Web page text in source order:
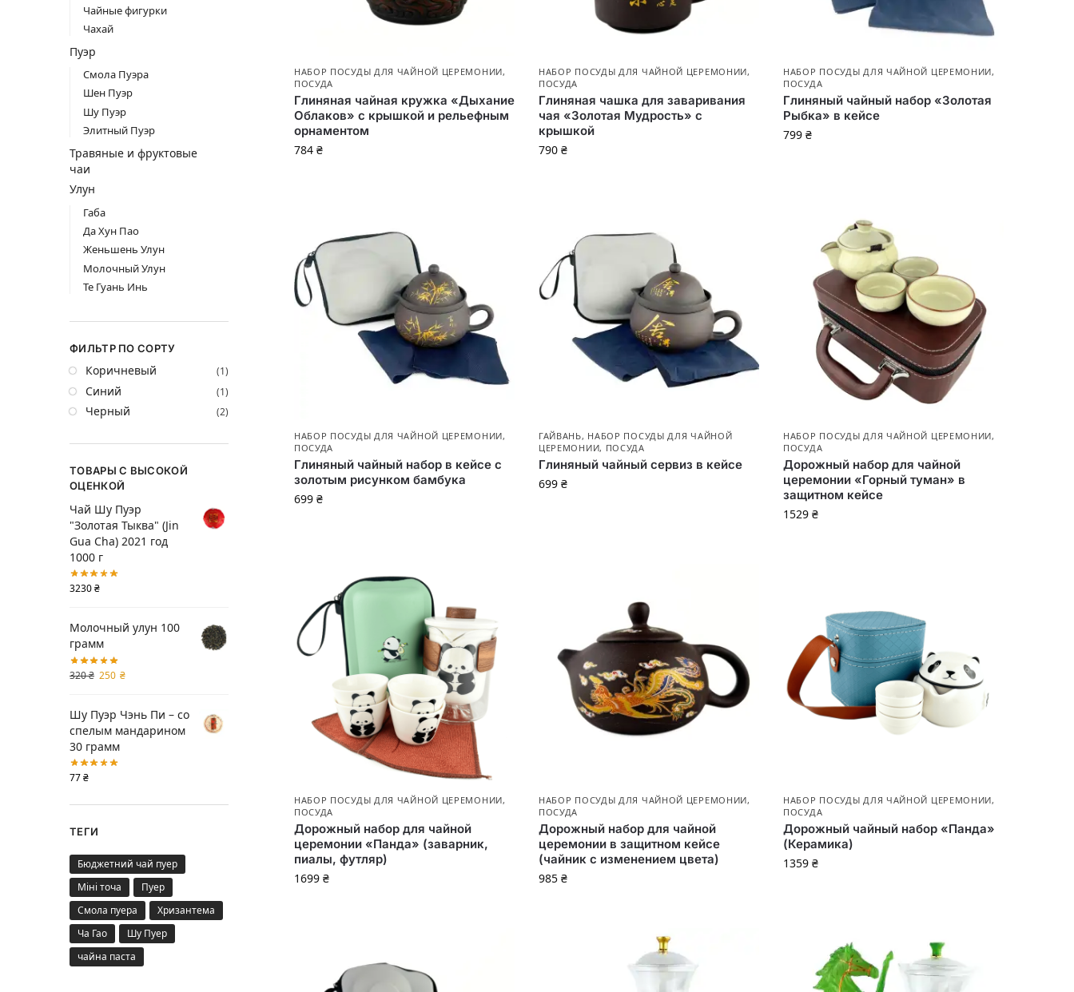
НАБОР ПОСУДЫ ДЛЯ ЧАЙНОЙ ЦЕРЕМОНИИ,
ПОСУДА
Глиняная чайная кружка «Дыхание
Облаков» с крышкой и рельефным
орнаментом
784 ₴
НАБОР ПОСУДЫ ДЛЯ ЧАЙНОЙ ЦЕРЕМОНИИ,
ПОСУДА
Глиняная чашка для заваривания
чая «Золотая Мудрость» с
крышкой
790 ₴
НАБОР ПОСУДЫ ДЛЯ ЧАЙНОЙ ЦЕРЕМОНИИ,
ПОСУДА
Глиняный чайный набор «Золотая
Рыбка» в кейсе
799₴
НАБОР ПОСУДЫ ДЛЯ ЧАЙНОЙ ЦЕРЕМОНИИ,
ПОСУДА
Глиняный чайный набор в кейсе с
золотым рисунком бамбука
699 ₴
ГАЙВАНЬ, НАБОР ПОСУДЫ ДЛЯ ЧАЙНОЙ
ЦЕРЕМОНИИ, ПОСУДА
Глиняный чайный сервиз в кейсе
699 ₴
НАБОР ПОСУДЫ ДЛЯ ЧАЙНОЙ ЦЕРЕМОНИИ,
ПОСУДА
Дорожный набор для чайной
церемонии «Горный туман» в
защитном кейсе
1529₴
НАБОР ПОСУДЫ ДЛЯ ЧАЙНОЙ ЦЕРЕМОНИИ,
ПОСУДА
Дорожный набор для чайной
церемонии «Панда» (заварник,
пиалы, футляр)
1699 ₴
НАБОР ПОСУДЫ ДЛЯ ЧАЙНОЙ ЦЕРЕМОНИИ,
ПОСУДА
Дорожный набор для чайной
церемонии в защитном кейсе
(чайник с изменением цвета)
985 ₴
НАБОР ПОСУДЫ ДЛЯ ЧАЙНОЙ ЦЕРЕМОНИИ,
ПОСУДА
Дорожный чайный набор «Панда»
(Керамика)
1359₴
Чайные фигурки
Чахай
Пуэр
Смола Пуэра
Шен Пуэр
Шу Пуэр
Элитный Пуэр
Травяные и фруктовые
чаи
Улун
Габа
Да Хун Пао
Женьшень Улун
Молочный Улун
Те Гуань Инь
ФИЛЬТР ПО СОРТУ
Коричневый (1)
Синий (1)
Черный (2)
ТОВАРЫ С ВЫСОКОЙ
ОЦЕНКОЙ
Чай Шу Пуэр
"Золотая Тыква" (Jin
Gua Cha) 2021 год
1000 г
3230₴
Молочный улун 100
грамм
320₴ 250 ₴
Шу Пуэр Чэнь Пи – со
спелым мандарином
30 грамм
77₴
ТЕГИ
Бюджетний чай пуер
Міні точа
Пуер
Смола пуера
Хризантема
Ча Гао
Шу Пуер
чайна паста